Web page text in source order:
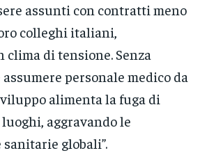
assunti con contratti meno
colleghi italiani,
di tensione. Senza
personale medico da
alimenta la fuga di
aggravando le
globali”.